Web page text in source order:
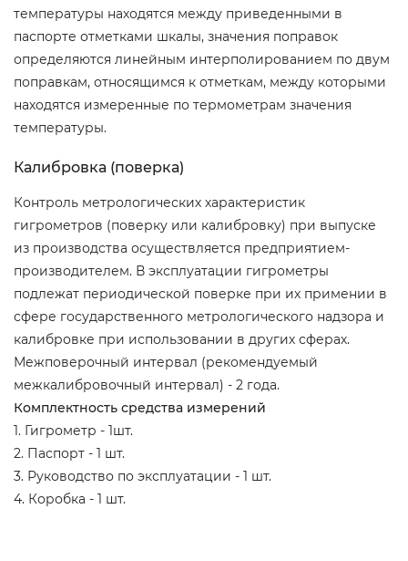
температуры находятся между приведенными в
паспорте отметками шкалы, значения поправок
определяются линейным интерполированием по двум
поправкам, относящимся к отметкам, между которыми
находятся измеренные по термометрам значения
температуры.
Калибровка (поверка)
Контроль метрологических характеристик
гигрометров (поверку или калибровку) при выпуске
из производства осуществляется предприятием-
производителем. В эксплуатации гигрометры
подлежат периодической поверке при их примении в
сфере государственного метрологического надзора и
калибровке при использовании в других сферах.
Межповерочный интервал (рекомендуемый
межкалибровочный интервал) - 2 года.
Комплектность средства измерений
1. Гигрометр - 1шт.
2. Паспорт - 1 шт.
3. Руководство по эксплуатации - 1 шт.
4. Коробка - 1 шт.